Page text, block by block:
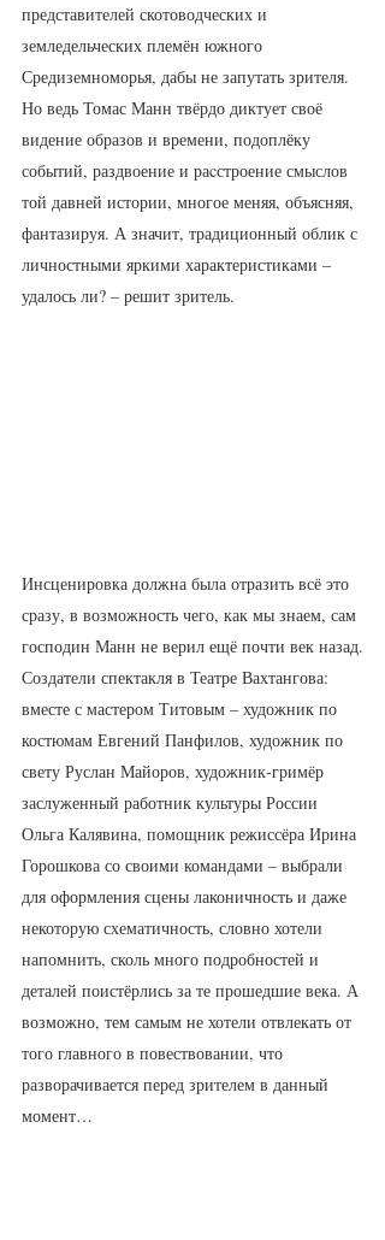
представителей скотоводческих и
земледельческих племён южного
Средиземноморья, дабы не запутать зрителя.
Но ведь Томас Манн твёрдо диктует своё
видение образов и времени, подоплёку
событий, раздвоение и раcстроение смыслов
той давней истории, многое меняя, объясняя,
фантазируя. А значит, традиционный облик с
личностными яркими характеристиками –
удалось ли? – решит зритель.
Инсценировка должна была отразить всё это
сразу, в возможность чего, как мы знаем, сам
господин Манн не верил ещё почти век назад.
Создатели спектакля в Театре Вахтангова:
вместе с мастером Титовым – художник по
костюмам Евгений Панфилов, художник по
свету Руслан Майоров, художник-гримёр
заслуженный работник культуры России
Ольга Калявина, помощник режиссёра Ирина
Горошкова со своими командами – выбрали
для оформления сцены лаконичность и даже
некоторую схематичность, словно хотели
напомнить, сколь много подробностей и
деталей поистёрлись за те прошедшие века. А
возможно, тем самым не хотели отвлекать от
того главного в повествовании, что
разворачивается перед зрителем в данный
момент…